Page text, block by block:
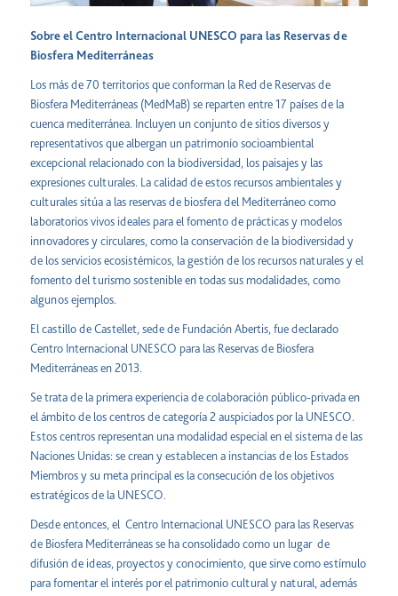
Sobre el Centro Internacional UNESCO para las Reservas de
Biosfera Mediterráneas
Los más de 70 territorios que conforman la Red de Reservas de
Biosfera Mediterráneas (MedMaB) se reparten entre 17 países de la
cuenca mediterránea. Incluyen un conjunto de sitios diversos y
representativos que albergan un patrimonio socioambiental
excepcional relacionado con la biodiversidad, los paisajes y las
expresiones culturales. La calidad de estos recursos ambientales y
culturales sitúa a las reservas de biosfera del Mediterráneo como
laboratorios vivos ideales para el fomento de prácticas y modelos
innovadores y circulares, como la conservación de la biodiversidad y
de los servicios ecosistémicos, la gestión de los recursos naturales y el
fomento del turismo sostenible en todas sus modalidades, como
algunos ejemplos.
El castillo de Castellet, sede de Fundación Abertis, fue declarado
Centro Internacional UNESCO para las Reservas de Biosfera
Mediterráneas en 2013.
Se trata de la primera experiencia de colaboración público-privada en
el ámbito de los centros de categoría 2 auspiciados por la UNESCO.
Estos centros representan una modalidad especial en el sistema de las
Naciones Unidas: se crean y establecen a instancias de los Estados
Miembros y su meta principal es la consecución de los objetivos
estratégicos de la UNESCO.
Desde entonces, el Centro Internacional UNESCO para las Reservas
de Biosfera Mediterráneas se ha consolidado como un lugar de
difusión de ideas, proyectos y conocimiento, que sirve como estímulo
para fomentar el interés por el patrimonio cultural y natural, además